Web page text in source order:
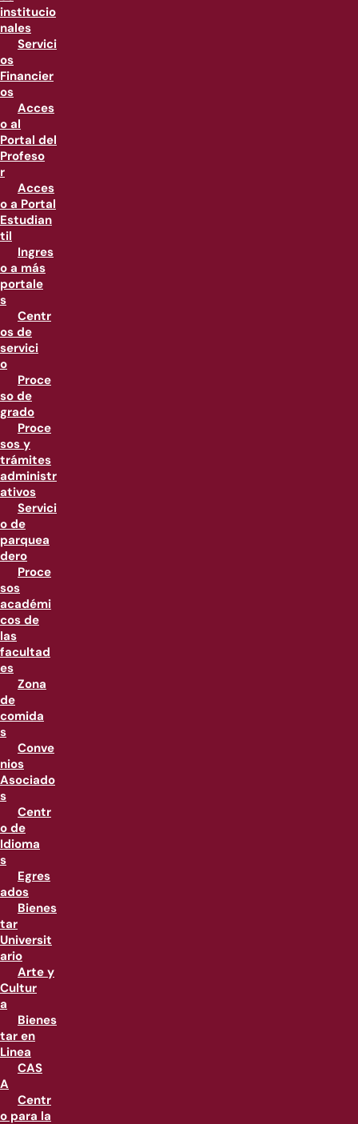
institucio
nales
Servici
os
Financier
os
Acces
o al
Portal del
Profeso
r
Acces
o a Portal
Estudian
til
Ingres
o a más
portale
s
Centr
os de
servici
o
Proce
so de
grado
Proce
sos y
trámites
administr
ativos
Servici
o de
parquea
dero
Proce
sos
académi
cos de
las
facultad
es
Zona
de
comida
s
Conve
nios
Asociado
s
Centr
o de
Idioma
s
Egres
ados
Bienes
tar
Universit
ario
Arte y
Cultur
a
Bienes
tar en
Linea
CAS
A
Centr
o para la